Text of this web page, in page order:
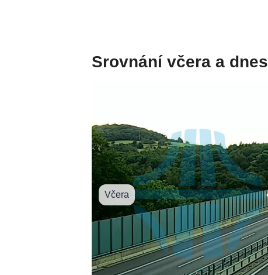
Srovnání včera a dnes
Včera